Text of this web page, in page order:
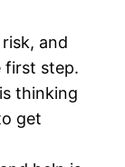
and
first step.
thinking
get